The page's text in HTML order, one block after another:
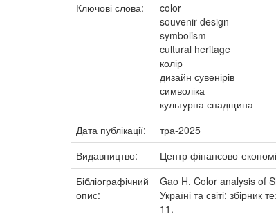
Ключові слова:
color
souvenir design
symbolism
cultural heritage
колір
дизайн сувенірів
символіка
культурна спадщина
Дата публікації:
тра-2025
Видавництво:
Центр фінансово-
Бібліографічний
опис:
Gao H. Color analysis of
Україні та світі:
11.